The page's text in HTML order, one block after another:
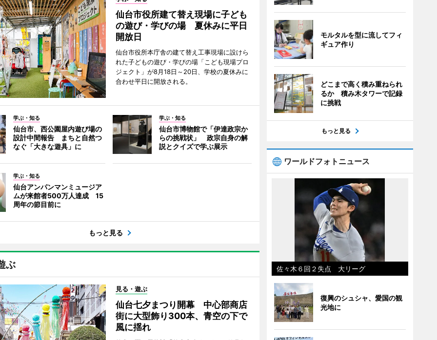
仙台市役所建て替え現場に子ども
の遊び・学びの場 夏休みに平日
開放日
仙台市役所本庁舎の建て替え工事現場に設けら
れた子どもの遊び・学びの場「こども現場プロ
ジェクト」が8月18日～20日、学校の夏休みに
合わせ平日に開放される。
学ぶ・知る
仙台市、西公園屋内遊び場の
設計中間報告 まちと自然つ
なぐ「大きな遊具」に
学ぶ・知る
仙台市博物館で「伊達政宗か
らの挑戦状」 政宗自身の解
説とクイズで学ぶ展示
学ぶ・知る
仙台アンパンマンミュージア
ムが来館者500万人達成 15
周年の節目前に
もっと見る
ぶ
見る・遊ぶ
仙台七夕まつり開幕 中心部商店
街に大型飾り300本、青空の下で
風に揺れ
モルタルを型に流してフィ
ギュア作り
どこまで高く積み重ねられ
るか 積み木タワーで記録
に挑戦
もっと見る
ワールドフォトニュース
佐々木６回２失点 大リーグ
復興のシュシャ、愛国の観
光地に